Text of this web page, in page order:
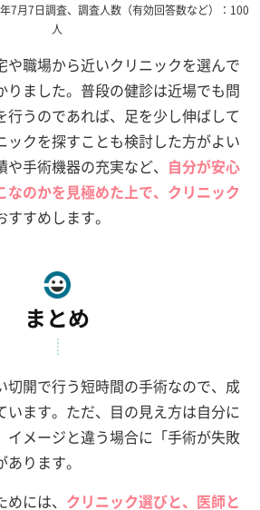
7月7日調査、調査人数（有効回答数など）：100
人
や職場から近いクリニックを選んで
りました。普段の健診は近場でも問
行うのであれば、足を少し伸ばして
ックを探すことも検討した方がよい
手術機器の充実など、 自分が安心
なのかを見極めた上で、クリニック
すすめします。
まとめ
切開で行う短時間の手術なので、成
います。ただ、目の見え方は自分に
イメージと違う場合に「手術が失敗
ります。
には、 クリニック選びと、医師と